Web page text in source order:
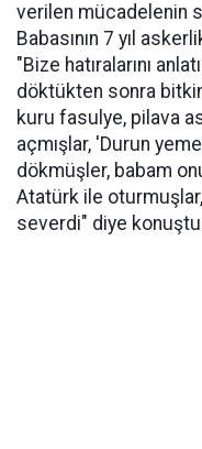
verilen mücadelenin
Babasının 7 yıl
"Bize hatıralarını
döktükten sonra bitkin
kuru fasulye, pilava
açmışlar, 'Durun
dökmüşler, babam
Atatürk ile
severdi" diye